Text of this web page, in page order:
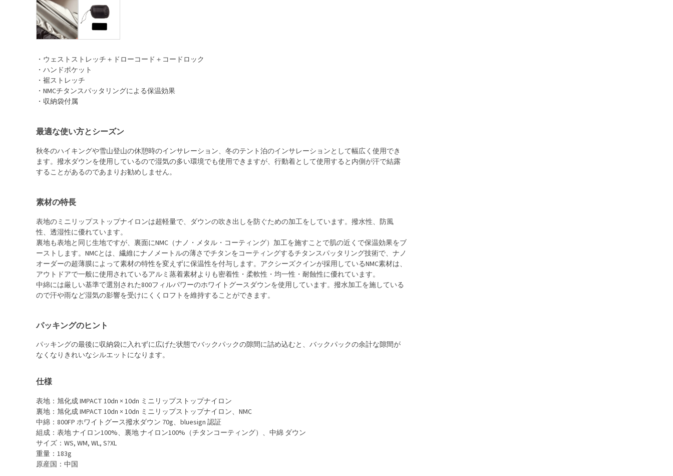
・ウェストストレッチ＋ドローコード＋コードロック
・ハンドポケット
・裾ストレッチ
・NMCチタンスパッタリングによる保温効果
・収納袋付属
最適な使い方とシーズン
秋冬のハイキングや雪山登山の休憩時のインサレーション、冬のテント泊のインサレーションとして幅広く使用でき
ます。撥水ダウンを使用しているので湿気の多い環境でも使用できますが、行動着として使用すると内側が汗で結露
することがあるのであまりお勧めしません。
素材の特長
表地のミニリップストップナイロンは超軽量で、ダウンの吹き出しを防ぐための加工をしています。撥水性、防風
性、透湿性に優れています。
裏地も表地と同じ生地ですが、裏面にNMC（ナノ・メタル・コーティング）加工を施すことで肌の近くで保温効果をブ
ーストします。NMCとは、繊維にナノメートルの薄さでチタンをコーティングするチタンスパッタリング技術で、ナノ
オーダーの超薄膜によって素材の特性を変えずに保温性を付与します。アクシーズクインが採用しているNMC素材は、
アウトドアで一般に使用されているアルミ蒸着素材よりも密着性・柔軟性・均一性・耐蝕性に優れています。
中綿には厳しい基準で選別された800フィルパワーのホワイトグースダウンを使用しています。撥水加工を施している
ので汗や雨など湿気の影響を受けにくくロフトを維持することができます。
パッキングのヒント
パッキングの最後に収納袋に入れずに広げた状態でバックパックの隙間に詰め込むと、バックパックの余計な隙間が
なくなりきれいなシルエットになります。
仕様
表地：旭化成 IMPACT 10dn × 10dn ミニリップストップナイロン
裏地：旭化成 IMPACT 10dn × 10dn ミニリップストップナイロン、NMC
中綿：800FP ホワイトグース撥水ダウン 70g、bluesign 認証
組成：表地 ナイロン100%、裏地 ナイロン100%（チタンコーティング）、中綿 ダウン
サイズ：WS, WM, WL, S?XL
重量：183g
原産国：中国